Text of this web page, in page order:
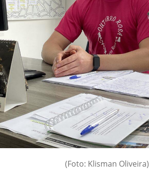
(Foto: Klisman Oliveira)